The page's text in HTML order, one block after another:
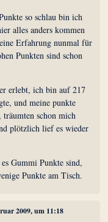
so schlau bin ich
alles anders kommen
Erfahrung nunmal für
Punkten sind schon
erlebt, ich bin auf 217
und meine punkte
träumten schon mich
plötzlich lief es wieder
Gummi Punkte sind,
Punkte am Tisch.
2009, um 11:18